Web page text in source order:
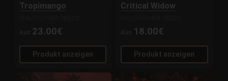
Tropimango
Aus 23.00€
Produkt anzeigen
Critical Widow
Aus
18.00€
Produkt anzeigen